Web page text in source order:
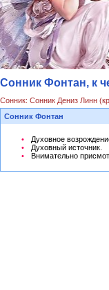
Сонник Фонтан, к
Сонник: Сонник Дениз Линн
Сонник Фонтан
Духовное
Духовный источник.
Внимательно